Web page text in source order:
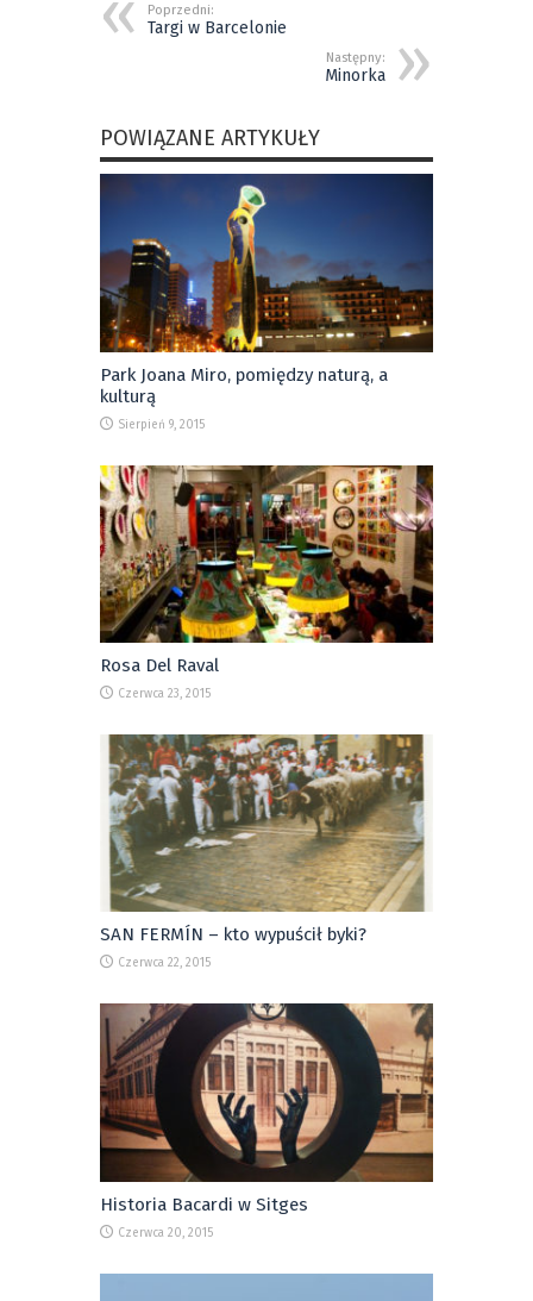
Poprzedni:
Targi w Barcelonie
Następny:
Minorka
POWIĄZANE ARTYKUŁY
Park Joana Miro, pomiędzy naturą, a
kulturą
Sierpień 9, 2015
Rosa Del Raval
Czerwca 23, 2015
SAN FERMÍN – kto wypuścił byki?
Czerwca 22, 2015
Historia Bacardi w Sitges
Czerwca 20, 2015